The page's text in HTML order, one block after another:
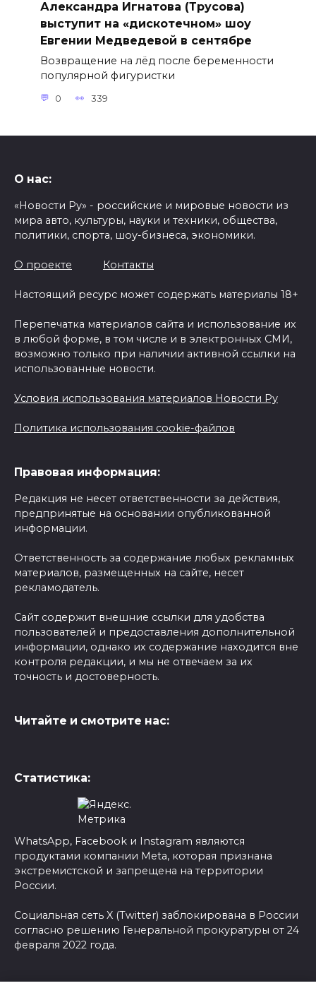
Александра Игнатова (Трусова)
выступит на «дискотечном» шоу
Евгении Медведевой в сентябре
Возвращение на лёд после беременности
популярной фигуристки
0 339
О нас:
«Новости Ру» - российские и мировые новости из
мира авто, культуры, науки и техники, общества,
политики, спорта, шоу-бизнеса, экономики.
О проекте Контакты
Настоящий ресурс может содержать материалы 18+
Перепечатка материалов сайта и использование их
в любой форме, в том числе и в электронных СМИ,
возможно только при наличии активной ссылки на
использованные новости.
Условия использования материалов Новости Ру
Политика использования cookie-файлов
Правовая информация:
Редакция не несет ответственности за действия,
предпринятые на основании опубликованной
информации.
Ответственность за содержание любых рекламных
материалов, размещенных на сайте, несет
рекламодатель.
Сайт содержит внешние ссылки для удобства
пользователей и предоставления дополнительной
информации, однако их содержание находится вне
контроля редакции, и мы не отвечаем за их
точность и достоверность.
Читайте и смотрите нас:
Статистика:
WhatsApp, Facebook и Instagram являются
продуктами компании Meta, которая признана
экстремистской и запрещена на территории
России.
Социальная сеть X (Twitter) заблокирована в России
согласно решению Генеральной прокуратуры от 24
февраля 2022 года.